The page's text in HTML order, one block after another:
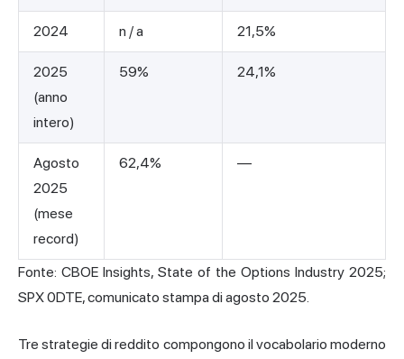
2024 n / a 21,5%
2025
(anno
intero)
59% 24,1%
Agosto
2025
(mese
record)
62,4% —
Fonte: CBOE Insights, State of the Options Industry 2025;
SPX 0DTE, comunicato stampa di agosto 2025.
Tre strategie di reddito compongono il vocabolario moderno